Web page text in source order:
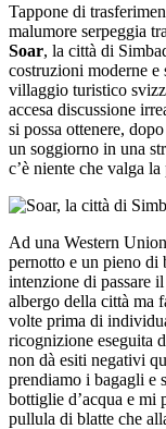
Tappone di
malumore serpeggia
Soar, la città di
costruzioni moderne e
villaggio turistico
accesa discussione
si possa ottenere,
un soggiorno in una
c’è niente che valga
Ad una Western
pernotto e un pieno di
intenzione di passare
albergo della città ma
volte prima di
ricognizione eseguita
non dà esiti negativi
prendiamo i bagagli e
bottiglie d’acqua e mi
pullula di blatte che